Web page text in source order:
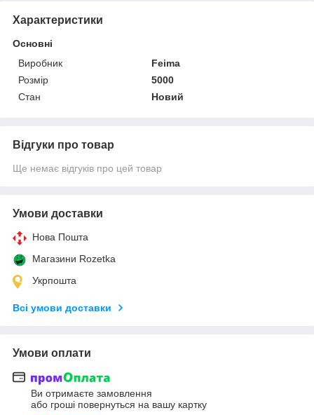
Характеристики
Основні
Виробник
Feima
Розмір
5000
Стан
Новий
Відгуки про товар
Ще немає відгуків про цей товар
Умови доставки
Нова Пошта
Магазини Rozetka
Укрпошта
Всі умови доставки
Умови оплати
Ви отримаєте замовлення
або гроші повернуться на вашу картку